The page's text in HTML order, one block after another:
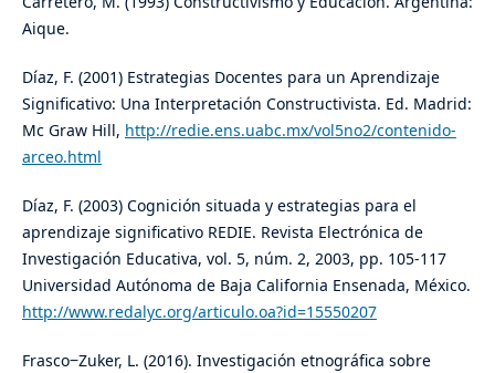
Aique.
Díaz, F. (2001) Estrategias Docentes para un Aprendizaje
Significativo: Una Interpretación Constructivista. Ed. Madrid:
Mc Graw Hill, http://redie.ens.uabc.mx/vol5no2/contenido-
arceo.html
Díaz, F. (2003) Cognición situada y estrategias para el
aprendizaje significativo REDIE. Revista Electrónica de
Investigación Educativa, vol. 5, núm. 2, 2003, pp. 105-117
Universidad Autónoma de Baja California Ensenada, México.
http://www.redalyc.org/articulo.oa?id=15550207
Frasco‒Zuker, L. (2016). Investigación etnográfica sobre